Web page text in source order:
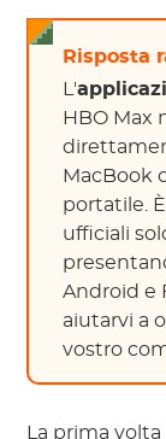
Risposta
L'
HBO Max
MacBook
portatile.
ufficiali
Android e
aiutarvi a
vostro
La prima